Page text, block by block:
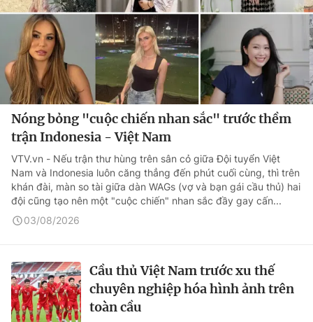
Nóng bỏng "cuộc chiến nhan sắc" trước thềm
trận Indonesia - Việt Nam
VTV.vn - Nếu trận thư hùng trên sân cỏ giữa Đội tuyển Việt
Nam và Indonesia luôn căng thẳng đến phút cuối cùng, thì trên
khán đài, màn so tài giữa dàn WAGs (vợ và bạn gái cầu thủ) hai
đội cũng tạo nên một "cuộc chiến" nhan sắc đầy gay cấn...
03/08/2026
Cầu thủ Việt Nam trước xu thế
chuyên nghiệp hóa hình ảnh trên
toàn cầu